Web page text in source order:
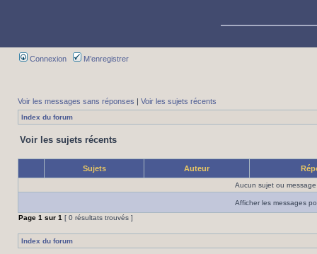
Connexion M’enregistrer
Voir les messages sans réponses | Voir les sujets récents
Index du forum
Voir les sujets récents
Sujets Auteur
Aucun sujet ou
Afficher les messages
Page 1 sur 1 [ 0 résultats trouvés ]
Index du forum